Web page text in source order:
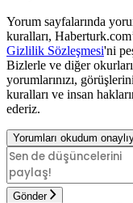
Yorum sayfalarında
kuralları,
Gizlilik Sözleşmesi'ni
Bizlerle ve diğer
yorumlarınızı,
kuralları ve insan
ederiz.
Yorumları okudum
Gönder